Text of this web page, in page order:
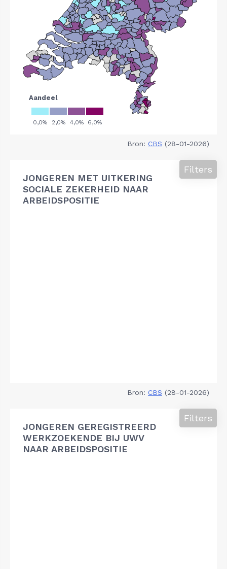
Bron: CBS (28-01-2026)
JONGEREN MET UITKERING
SOCIALE ZEKERHEID NAAR
ARBEIDSPOSITIE
Filters
Bron: CBS (28-01-2026)
JONGEREN GEREGISTREERD
WERKZOEKENDE BIJ UWV
NAAR ARBEIDSPOSITIE
Filters